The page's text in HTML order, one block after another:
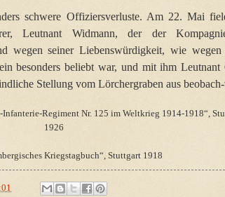
schwere Offiziersverluste. Am 22. Mai
Leutnant Widmann, der der
wegen seiner Liebenswürdigkeit, wie wegen
besonders beliebt war, und mit ihm Leutnant
Stellung vom Lörchergraben aus
Infanterie-Regiment Nr. 125 im Weltkrieg 1914-1918“,
1926
Kriegstagbuch“, Stuttgart 1918